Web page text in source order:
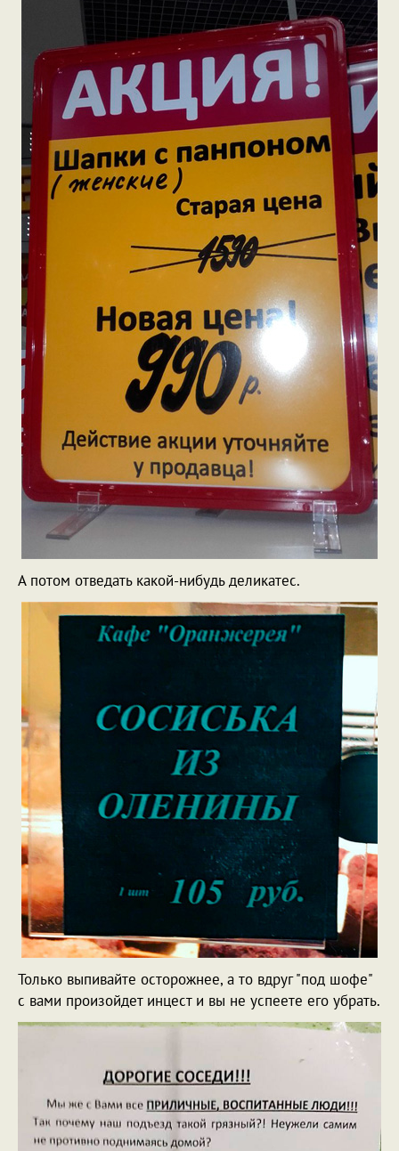
А потом отведать какой-нибудь деликатес.
Только выпивайте осторожнее, а то вдруг "под шофе"
с вами произойдет инцест и вы не успеете его убрать.